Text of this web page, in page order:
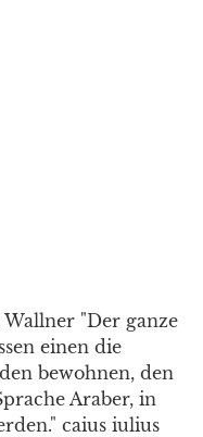
"Der ganze
einen die
bewohnen, den
Araber, in
caius iulius